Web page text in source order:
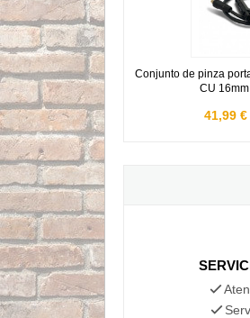
Conjunto de pinza
CU
41,99 €